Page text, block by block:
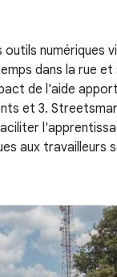
numériques
dans la rue
de l'aide
et 3.
aux